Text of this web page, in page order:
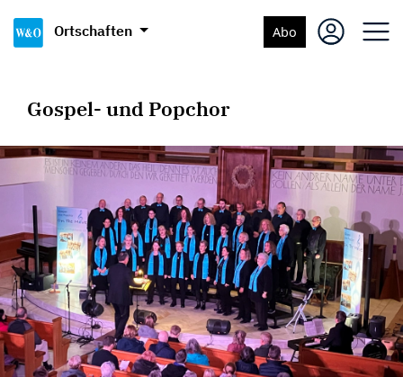
Ortschaften Abo
Gospel- und Popchor